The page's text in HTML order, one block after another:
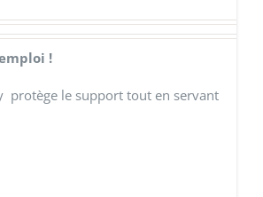
!
protège le support tout en servant